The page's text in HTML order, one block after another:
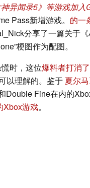
神异闻录5》等游戏加入
Pass新增游戏。 的一
分享了一篇关于《
梗图作为配图。
时，这位爆料者打消
以理解的。鉴于 夏尔
Double Fine在内的
Xbox游戏。